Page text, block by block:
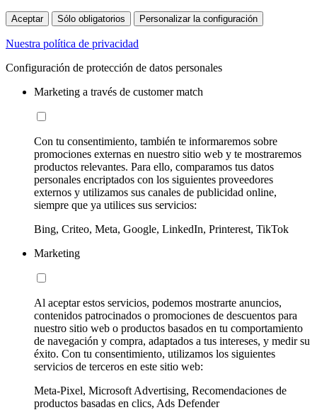
Aceptar Sólo obligatorios Personalizar la configuración
Nuestra política de privacidad
Configuración de protección de datos personales
Marketing a través de customer match
Con tu consentimiento, también te informaremos sobre
promociones externas en nuestro sitio web y te mostraremos
productos relevantes. Para ello, comparamos tus datos
personales encriptados con los siguientes proveedores
externos y utilizamos sus canales de publicidad online,
siempre que ya utilices sus servicios:
Bing, Criteo, Meta, Google, LinkedIn, Printerest, TikTok
Marketing
Al aceptar estos servicios, podemos mostrarte anuncios,
contenidos patrocinados o promociones de descuentos para
nuestro sitio web o productos basados en tu comportamiento
de navegación y compra, adaptados a tus intereses, y medir su
éxito. Con tu consentimiento, utilizamos los siguientes
servicios de terceros en este sitio web:
Meta-Pixel, Microsoft Advertising, Recomendaciones de
productos basadas en clics, Ads Defender